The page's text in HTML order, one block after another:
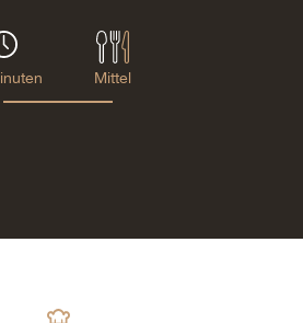
Mittel